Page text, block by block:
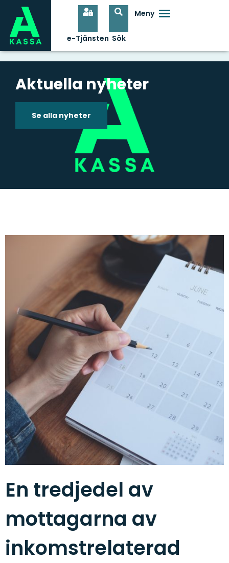
Aktuella nyheter
Se alla nyheter
En tredjedel av
mottagarna av
inkomstrelaterad